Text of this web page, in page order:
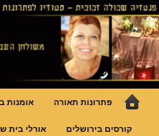
לדלג
לתוכן
פנטזיה – פתרונות
לויטראז
גופי תאורה אומנותיים בעבודת יד,
בויטראז ובפסיפס
תפריט
פתרונות תאורה אומנות
קורסים בירושלים אורלי בית